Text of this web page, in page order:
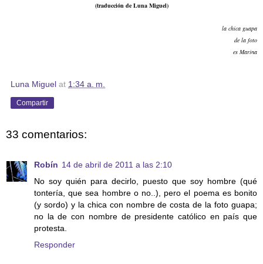
(traducción de Luna Miguel)
la chica guapa
de la foto
es Marina
Luna Miguel at 1:34 a. m.
Compartir
33 comentarios:
Robín 14 de abril de 2011 a las 2:10
No soy quién para decirlo, puesto que soy hombre (qué
tontería, que sea hombre o no..), pero el poema es bonito
(y sordo) y la chica con nombre de costa de la foto guapa;
no la de con nombre de presidente católico en país que
protesta.
Responder